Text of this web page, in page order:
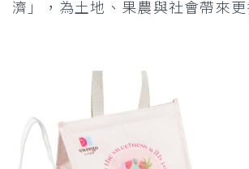
濟」，為土地、果農與社會帶來更